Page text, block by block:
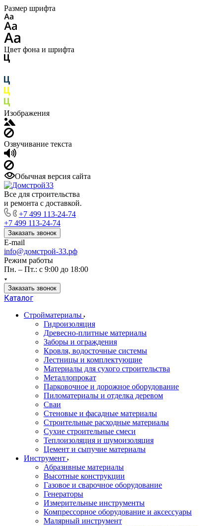
Размер шрифта
Цвет фона и шрифта
Изображения
Озвучивание текста
Обычная версия сайта
Все для строительства
и ремонта с доставкой.
+7 499 113-24-74
+7 499 113-24-74
Заказать звонок
E-mail
info@домстрой-33.рф
Режим работы
Пн. – Пт.: с 9:00 до 18:00
Заказать звонок
Каталог
Стройматериалы
Гидроизоляция
Древесно-плитные материалы
Заборы и ограждения
Кровля, водосточные системы
Лестницы и комплектующие
Материалы для сухого строительства
Металлопрокат
Парковочное и дорожное оборудование
Пиломатериалы и отделка деревом
Сваи
Стеновые и фасадные материалы
Строительные расходные материалы
Сухие строительные смеси
Теплоизоляция и шумоизоляция
Цемент и сыпучие материалы
Инструмент
Абразивные материалы
Высотные конструкции
Газовое и сварочное оборудование
Генераторы
Измерительные инструменты
Компрессорное оборудование и аксессуары
Малярный инструмент